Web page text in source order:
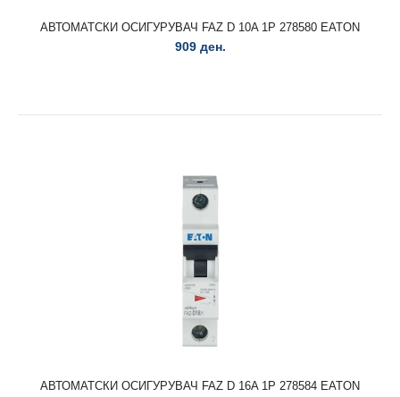
АВТОМАТСКИ ОСИГУРУВАЧ FAZ C 4A DC 1P 279124
EATON
4.929 ден.
АВТОМАТСКИ ОСИГУРУВАЧ FAZ D 10A 1P 278580 EATON
909 ден.
АВТОМАТСКИ ОСИГУРУВАЧ FAZ D 16A 1P 278584 EATON